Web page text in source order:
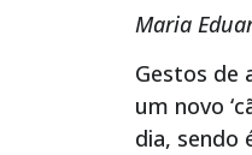
Maria
Gestos de
um novo
dia, sendo